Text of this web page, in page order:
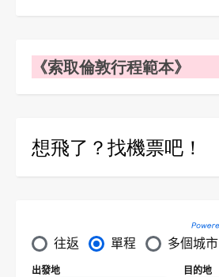
《索取倫敦行程範本》
想飛了？找機票吧！